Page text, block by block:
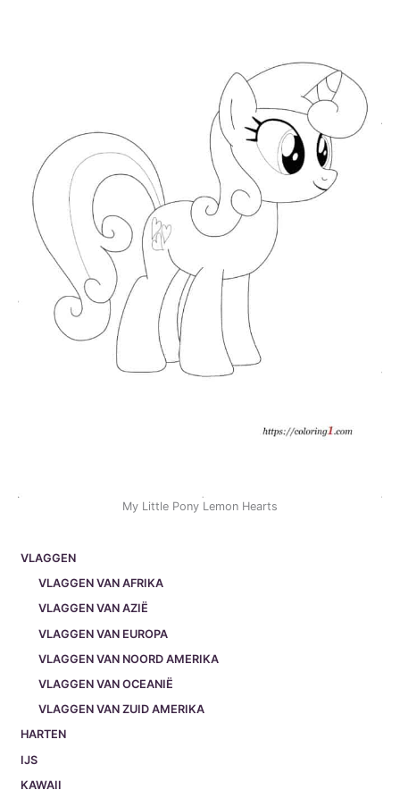
VLAGGEN
VLAGGEN VAN AFRIKA
VLAGGEN VAN AZIË
VLAGGEN VAN EUROPA
VLAGGEN VAN NOORD AMERIKA
VLAGGEN VAN OCEANIË
VLAGGEN VAN ZUID AMERIKA
HARTEN
IJS
KAWAII
My Little Pony Lemon Hearts